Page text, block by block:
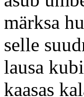
märksa
selle
lausa
kaasas